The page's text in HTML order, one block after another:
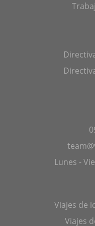
Lunes -
Viajes de
Viajes